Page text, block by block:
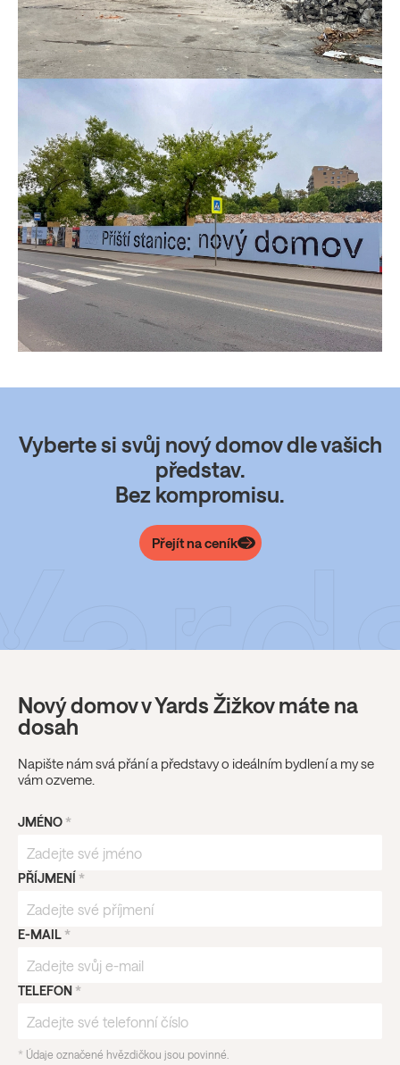
Vyberte si svůj nový domov dle vašich
představ.
Bez kompromisu.
Přejít na ceník
Nový domov v Yards Žižkov máte na
dosah
Napište nám svá přání a představy o ideálním bydlení a my se
vám ozveme.
JMÉNO *
PŘÍJMENÍ *
E-MAIL *
TELEFON *
* Údaje označené hvězdičkou jsou povinné.